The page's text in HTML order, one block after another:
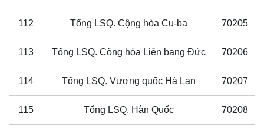
112 Tổng LSQ. Cộng hòa Cu-ba 70205
113 Tổng LSQ. Cộng hòa Liên bang Đức 70206
114 Tổng LSQ. Vương quốc Hà Lan 70207
115 Tổng LSQ. Hàn Quốc 70208